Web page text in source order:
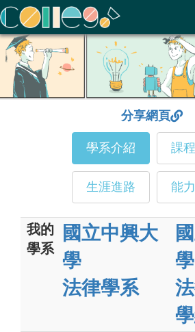
ColleGo! 大學選才與高中育才輔助系統
分享網頁
學系介紹 課
生涯進路 能
我的
學系
國立中興大
學
法律學系
學